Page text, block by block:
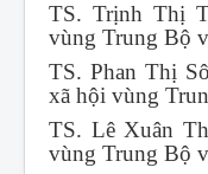
TS. Trịnh Thị
vùng Trung
TS. Phan Thị
xã hội vùng
TS. Lê Xuân
vùng Trung Bộ